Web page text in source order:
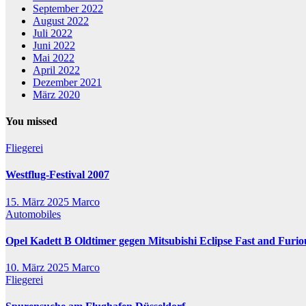
September 2022
August 2022
Juli 2022
Juni 2022
Mai 2022
April 2022
Dezember 2021
März 2020
You missed
Fliegerei
Westflug-Festival 2007
15. März 2025 Marco
Automobiles
Opel Kadett B Oldtimer gegen Mitsubishi Eclipse Fast and
10. März 2025 Marco
Fliegerei